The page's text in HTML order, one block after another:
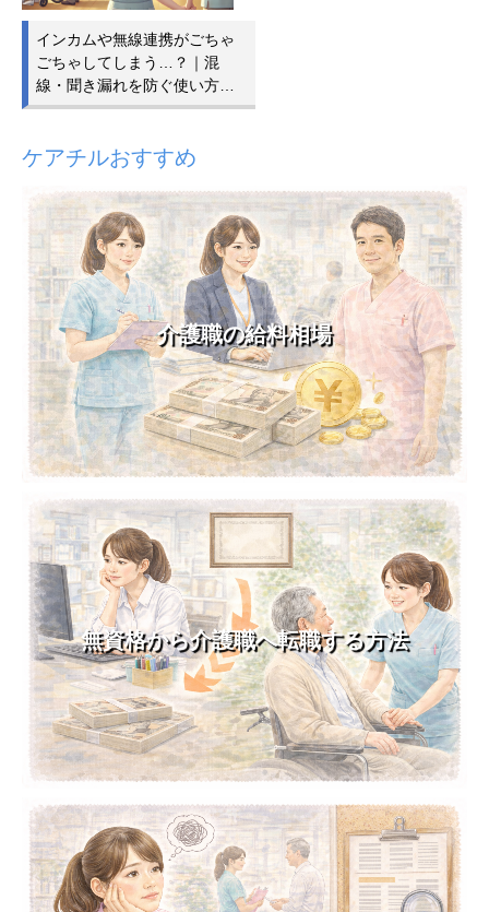
インカムや無線連携がごちゃ
ごちゃしてしまう…？｜混
線・聞き漏れを防ぐ使い方…
ケアチルおすすめ
介護職の給料相場
無資格から介護職へ転職する方法